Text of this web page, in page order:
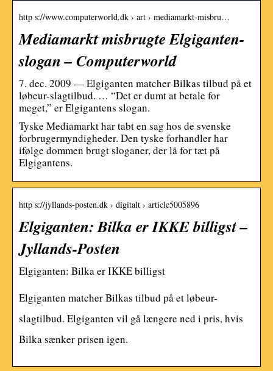
http s://www.computerworld.dk › art › mediamarkt-misbru…
Mediamarkt misbrugte Elgiganten-
slogan – Computerworld
7. dec. 2009 — Elgiganten matcher Bilkas tilbud på et
løbeur-slagtilbud. … “Det er dumt at betale for
meget,” er Elgigantens slogan.
Tyske Mediamarkt har tabt en sag hos de svenske
forbrugermyndigheder. Den tyske forhandler har
ifølge dommen brugt sloganer, der lå for tæt på
Elgigantens.
http s://jyllands-posten.dk › digitalt › article5005896
Elgiganten: Bilka er IKKE billigst –
Jyllands-Posten
Elgiganten: Bilka er IKKE billigst
Elgiganten matcher Bilkas tilbud på et løbeur-
slagtilbud. Elgiganten vil gå længere ned i pris, hvis
Bilka sænker prisen igen.